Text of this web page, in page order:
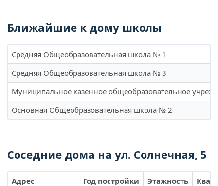
Ближайшие к дому школы
Средняя Общеобразовательная школа № 1
Средняя Общеобразовательная школа № 3
Муниципальное казенное общеобразовательное
Основная Общеобразовательная школа № 2
Соседние дома на ул. Солнечная, 5
Адрес Год постройки Этажность